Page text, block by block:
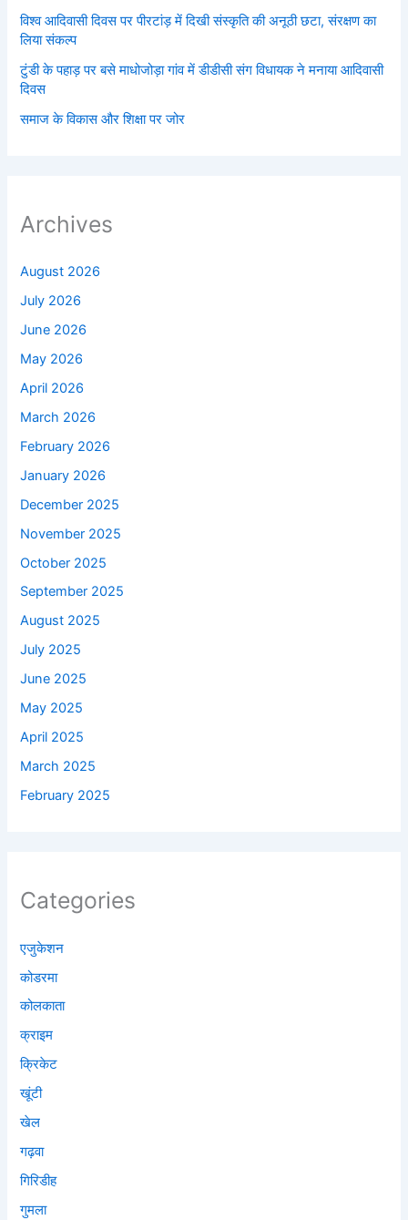
विश्व आदिवासी दिवस पर पीरटांड़ में दिखी संस्कृति की अनूठी छटा, संरक्षण का
लिया संकल्प
टुंडी के पहाड़ पर बसे माधोजोड़ा गांव में डीडीसी संग विधायक ने मनाया आदिवासी
दिवस
समाज के विकास और शिक्षा पर जोर
Archives
August 2026
July 2026
June 2026
May 2026
April 2026
March 2026
February 2026
January 2026
December 2025
November 2025
October 2025
September 2025
August 2025
July 2025
June 2025
May 2025
April 2025
March 2025
February 2025
Categories
एजुकेशन
कोडरमा
कोलकाता
क्राइम
क्रिकेट
खूंटी
खेल
गढ़वा
गिरिडीह
गुमला